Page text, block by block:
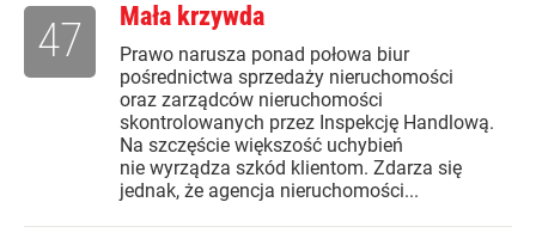
Mała krzywda
Prawo narusza ponad połowa biur
pośrednictwa sprzedaży nieruchomości
oraz zarządców nieruchomości
skontrolowanych przez Inspekcję Handlową.
Na szczęście większość uchybień
nie wyrządza szkód klientom. Zdarza się
jednak, że agencja nieruchomości...
47